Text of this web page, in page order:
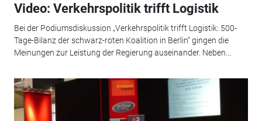
Video: Verkehrspolitik trifft Logistik
Bei der Podiumsdiskussion „Verkehrspolitik trifft Logistik: 500-
Tage-Bilanz der schwarz-roten Koalition in Berlin“ gingen die
Meinungen zur Leistung der Regierung auseinander. Neben...